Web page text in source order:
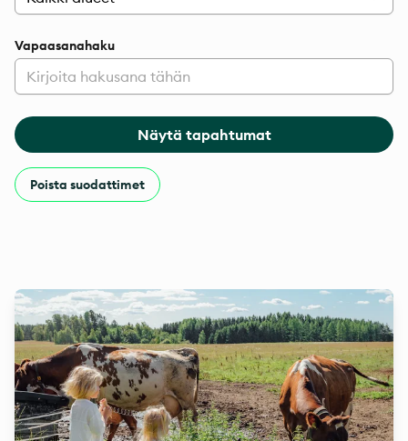
Vapaasanahaku
Näytä tapahtumat
Poista suodattimet